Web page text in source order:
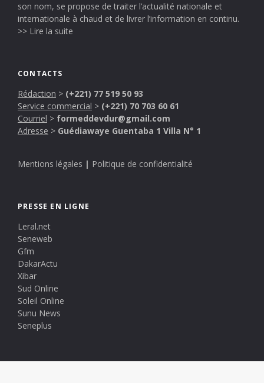
son nom, se propose de traiter l’actualité nationale et
internationale à chaud et de livrer l’information en continu.
>> Lire la suite
CONTACTS
Rédaction > (+221) 77 519 50 93
Service commercial > (+221) 70 703 60 61
Courriel > formeddevdur@gmail.com
Adresse > Guédiawaye Guentaba 1 Villa N° 1
Mentions légales | Politique de confidentialité
PRESSE EN LIGNE
Leral.net
Seneweb
Gfm
DakarActu
Xibar
Sud Online
Soleil Online
Sunu News
Seneplus